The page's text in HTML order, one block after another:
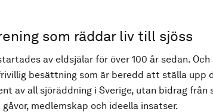
som räddar liv till sjöss
av eldsjälar för över 100 år sedan.
besättning som är beredd att ställa upp
av all sjöräddning i Sverige, utan bidrag från
medlemskap och ideella insatser.